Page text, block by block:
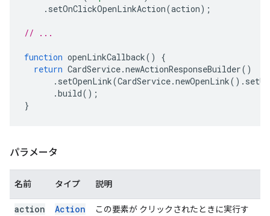
. setOnClickOpenLinkAction(action);
// ...
function openLinkCallback()
{
return CardService.newActionResponseBuilder()
. setOpenLink(CardService.newOpenLink().
.build();
}
パラメータ
名前 タイプ 説明
action Action
この要素が クリックされたときに実行す